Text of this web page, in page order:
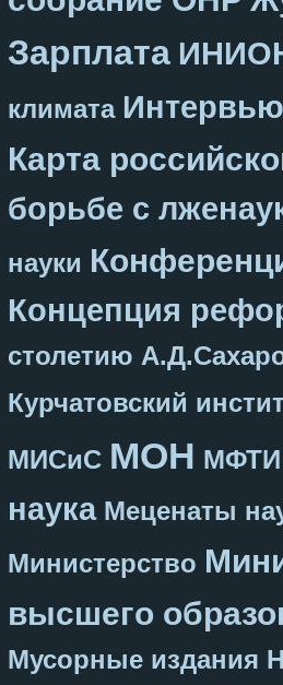
Зарплата
климата Интервью
Карта
борьбе с
науки
Концепция
столетию
Курчатовский
МИСиС МОН МФТИ
наука Меценаты
Министерство
высшего
Мусорные издания